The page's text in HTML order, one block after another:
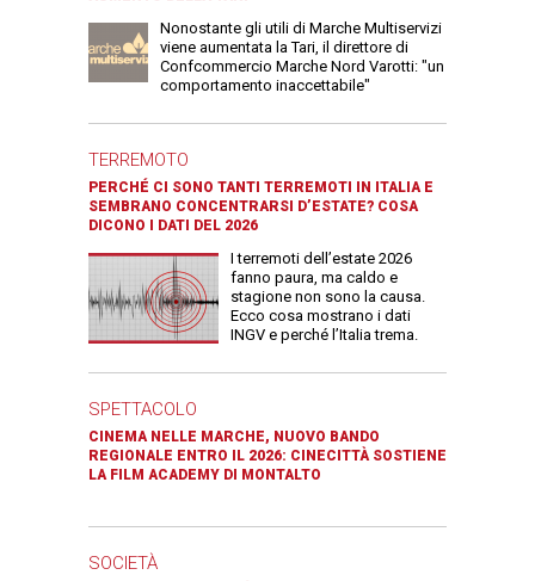
Nonostante gli utili di Marche Multiservizi
viene aumentata la Tari, il direttore di
Confcommercio Marche Nord Varotti: "un
comportamento inaccettabile"
TERREMOTO
PERCHÉ CI SONO TANTI TERREMOTI IN ITALIA E
SEMBRANO CONCENTRARSI D’ESTATE? COSA
DICONO I DATI DEL 2026
I terremoti dell’estate 2026
fanno paura, ma caldo e
stagione non sono la causa.
Ecco cosa mostrano i dati
INGV e perché l’Italia trema.
SPETTACOLO
CINEMA NELLE MARCHE, NUOVO BANDO
REGIONALE ENTRO IL 2026: CINECITTÀ SOSTIENE
LA FILM ACADEMY DI MONTALTO
SOCIETÀ